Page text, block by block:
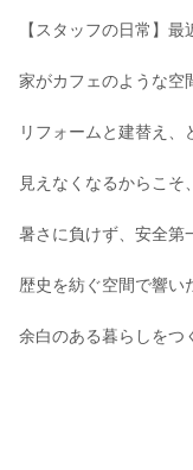
【スタッフの日常】
家がカフェのような空
リフォームと建替え、
見えなくなるからこそ
暑さに負けず、安全第
歴史を紡ぐ空間で響い
余白のある暮らしをつ